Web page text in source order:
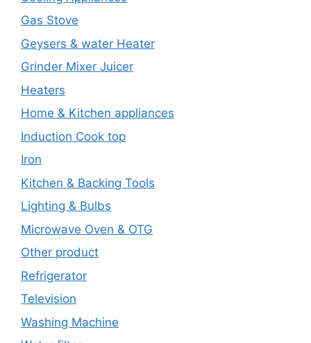
Gas Stove
Geysers & water Heater
Grinder Mixer Juicer
Heaters
Home & Kitchen appliances
Induction Cook top
Iron
Kitchen & Backing Tools
Lighting & Bulbs
Microwave Oven & OTG
Other product
Refrigerator
Television
Washing Machine